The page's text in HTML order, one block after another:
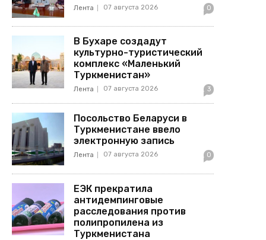
Лента 07 августа 2026 0
В Бухаре создадут
культурно-туристический
комплекс «Маленький
Туркменистан»
Лента 07 августа 2026 3
Посольство Беларуси в
Туркменистане ввело
электронную запись
Лента 07 августа 2026 0
ЕЭК прекратила
антидемпинговые
расследования против
полипропилена из
Туркменистана